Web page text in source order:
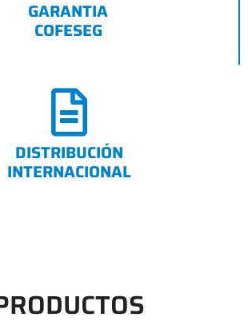
GARANTIA
COFESEG
DISTRIBUCIÓN
INTERNACIONAL